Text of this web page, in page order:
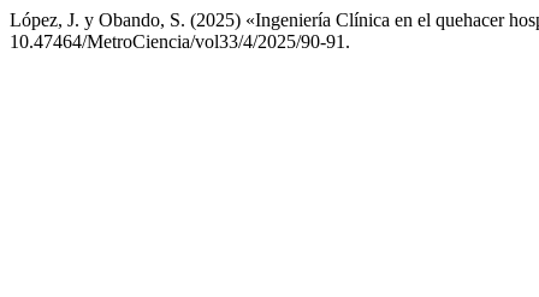
López, J. y Obando, S. (2025) «Ingeniería Clínica en el quehacer
10.47464/MetroCiencia/vol33/4/2025/90-91.